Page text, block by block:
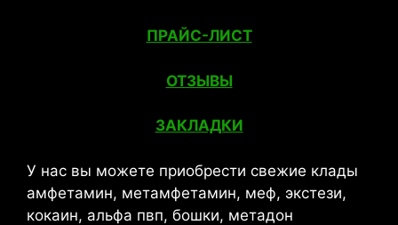
ПРАЙС-ЛИСТ
ОТЗЫВЫ
ЗАКЛАДКИ
У нас вы можете приобрести свежие клады
амфетамин, метамфетамин, меф, экстези,
кокаин, альфа пвп, бошки, метадон